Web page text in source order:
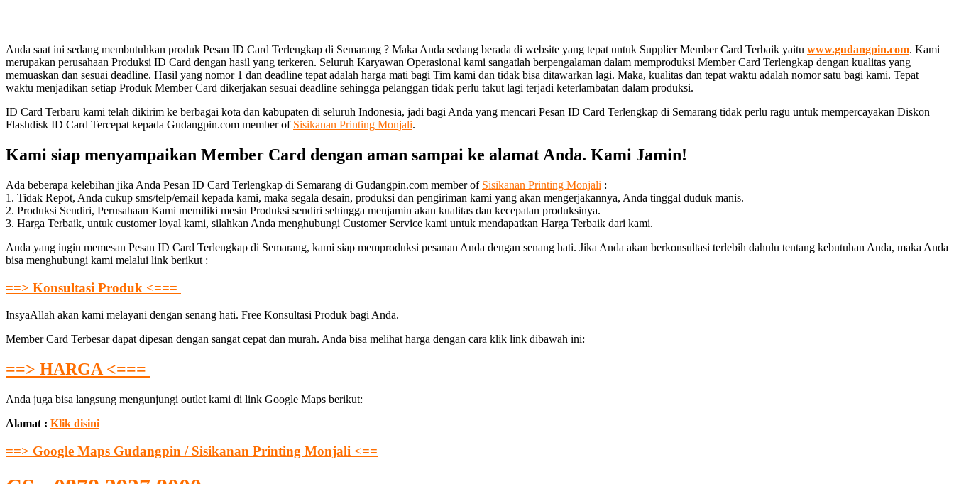
Anda saat ini sedang membutuhkan produk Pesan ID Card Terlengkap di Semarang ? Maka Anda sedang berada di website yang tepat untuk Supplier Member Card Terbaik yaitu www.gudangpin.com. Kami
merupakan perusahaan Produksi ID Card dengan hasil yang terkeren. Seluruh Karyawan Operasional kami sangatlah berpengalaman dalam memproduksi Member Card Terlengkap dengan kualitas yang
memuaskan dan sesuai deadline. Hasil yang nomor 1 dan deadline tepat adalah harga mati bagi Tim kami dan tidak bisa ditawarkan lagi. Maka, kualitas dan tepat waktu adalah nomor satu bagi kami. Tepat
waktu menjadikan setiap Produk Member Card dikerjakan sesuai deadline sehingga pelanggan tidak perlu takut lagi terjadi keterlambatan dalam produksi.
ID Card Terbaru kami telah dikirim ke berbagai kota dan kabupaten di seluruh Indonesia, jadi bagi Anda yang mencari Pesan ID Card Terlengkap di Semarang tidak perlu ragu untuk mempercayakan Diskon
Flashdisk ID Card Tercepat kepada Gudangpin.com member of Sisikanan Printing Monjali.
Kami siap menyampaikan Member Card dengan aman sampai ke alamat Anda. Kami Jamin!
Ada beberapa kelebihan jika Anda Pesan ID Card Terlengkap di Semarang di Gudangpin.com member of Sisikanan Printing Monjali :
1. Tidak Repot, Anda cukup sms/telp/email kepada kami, maka segala desain, produksi dan pengiriman kami yang akan mengerjakannya, Anda tinggal duduk manis.
2. Produksi Sendiri, Perusahaan Kami memiliki mesin Produksi sendiri sehingga menjamin akan kualitas dan kecepatan produksinya.
3. Harga Terbaik, untuk customer loyal kami, silahkan Anda menghubungi Customer Service kami untuk mendapatkan Harga Terbaik dari kami.
Anda yang ingin memesan Pesan ID Card Terlengkap di Semarang, kami siap memproduksi pesanan Anda dengan senang hati. Jika Anda akan berkonsultasi terlebih dahulu tentang kebutuhan Anda, maka Anda
bisa menghubungi kami melalui link berikut :
==> Konsultasi Produk <===
InsyaAllah akan kami melayani dengan senang hati. Free Konsultasi Produk bagi Anda.
Member Card Terbesar dapat dipesan dengan sangat cepat dan murah. Anda bisa melihat harga dengan cara klik link dibawah ini:
==> HARGA <===
Anda juga bisa langsung mengunjungi outlet kami di link Google Maps berikut:
Alamat : Klik disini
==> Google Maps Gudangpin / Sisikanan Printing Monjali <==